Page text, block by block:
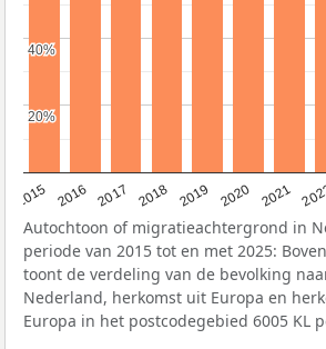
2015 2016 2017 2018 2019 2020 2021
20%
20%
40%
40%
Autochtoon of migratieachtergrond in
periode van 2015 tot en met 2025:
toont de verdeling van de bevolking
Nederland, herkomst uit Europa en
Europa in het postcodegebied 6005 KL